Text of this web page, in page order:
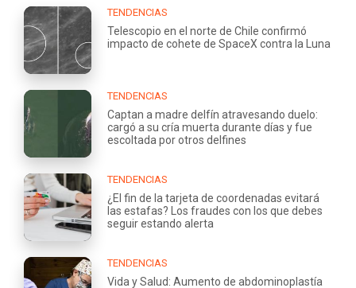
TENDENCIAS
Telescopio en el norte de Chile confirmó
impacto de cohete de SpaceX contra la Luna
TENDENCIAS
Captan a madre delfín atravesando duelo:
cargó a su cría muerta durante días y fue
escoltada por otros delfines
TENDENCIAS
¿El fin de la tarjeta de coordenadas evitará
las estafas? Los fraudes con los que debes
seguir estando alerta
TENDENCIAS
Vida y Salud: Aumento de abdominoplastía